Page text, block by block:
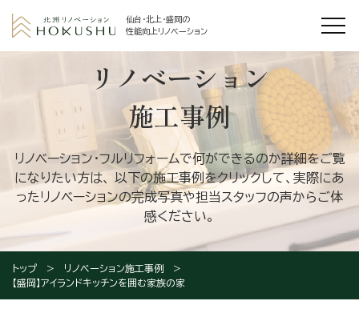
仙台・北上・盛岡の
性能向上リノベーション
リノベーション
施工事例
リノベーション・フルリフォームで何ができるのか詳細をご覧
になりたい方は、
以下の施工事例をクリックして、実際にあ
ったリノベーションの完成写真や担当スタッフの声からご体
感ください。
トップ
リノベーション施工事例
【盛岡】アイランドキッチンを囲む家族の家